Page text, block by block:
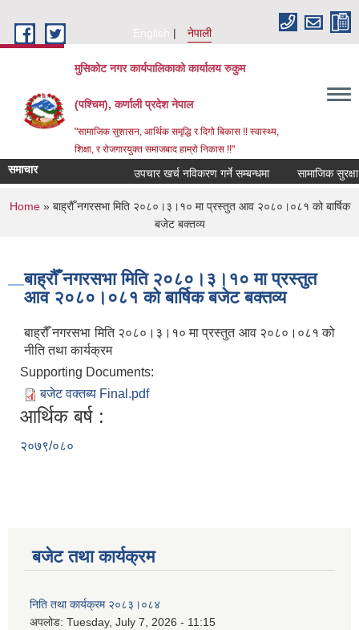
English
नेपाली
मुसिकोट नगर कार्यपालिकाको कार्यालय रुकुम
(पश्चिम), कर्णाली प्रदेश नेपाल
"सामाजिक सुशासन, आर्थिक समृद्धि र दिगो बिकास !! स्वास्थ्य,
शिक्षा, र रोजगारयुक्त समाजबाद हाम्रो निकास !!"
समाचार उपचार खर्च नविकरण गर्ने सम्बन्धमा
You are here
Home» बाह्रौँ नगरसभा मिति २०८०।३।१० मा प्रस्तुत आव २०८०।०८१ को बार्षिक
बजेट बक्तव्य
बाह्रौँ नगरसभा मिति २०८०।३।१० मा प्रस्तुत
आव २०८०।०८१ को बार्षिक बजेट बक्तव्य
बाह्रौँ नगरसभा मिति २०८०।३।१० मा प्रस्तुत आव २०८०।०८१ को
नीति तथा कार्यक्रम
Supporting Documents:
बजेट वक्तब्य Final.pdf
आर्थिक बर्ष :
२०७९/०८०
बजेट तथा कार्यक्रम
निति तथा कार्यक्रम २०८३।०८४
अपलोड: Tuesday, July 7, 2026 - 11:15